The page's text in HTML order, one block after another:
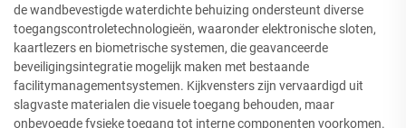
de wandbevestigde waterdichte behuizing ondersteunt diverse
toegangscontroletechnologieën, waaronder elektronische sloten,
kaartlezers en biometrische systemen, die geavanceerde
beveiligingsintegratie mogelijk maken met bestaande
facilitymanagementsystemen. Kijkvensters zijn vervaardigd uit
slagvaste materialen die visuele toegang behouden, maar
onbevoegde fysieke toegang tot interne componenten voorkomen.